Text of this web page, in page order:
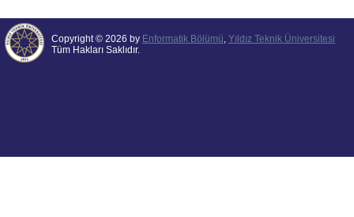
Copyright © 2026 by Enformatik Bölümü, Yıldız Teknik Üniversitesi
Tüm Hakları Saklıdır.